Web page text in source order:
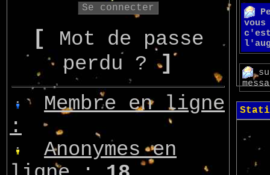
[ Mot de passe
perdu ? ]
Membre en ligne
:
Anonymes en
vous